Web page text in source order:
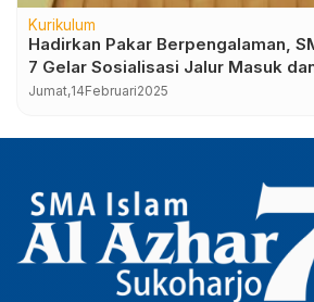
Kurikulum
Hadirkan Pakar Berpengalaman,
7 Gelar Sosialisasi Jalur Masuk
PTN 2025
Jumat,14Februari2025